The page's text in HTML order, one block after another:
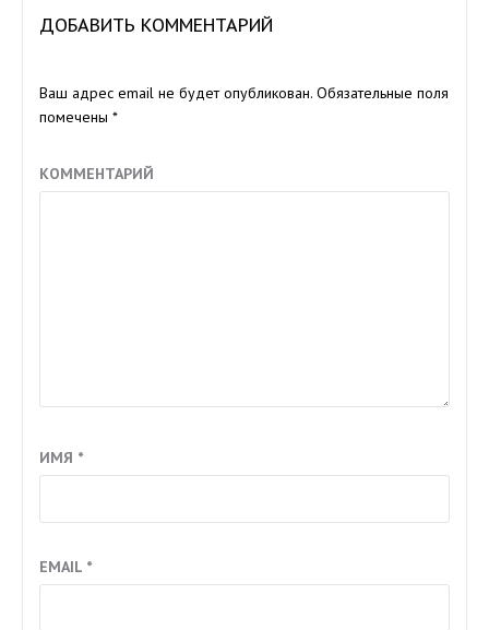
ДОБАВИТЬ КОММЕНТАРИЙ
Ваш адрес email не будет опубликован. Обязательные поля
помечены *
КОММЕНТАРИЙ
ИМЯ *
EMAIL *